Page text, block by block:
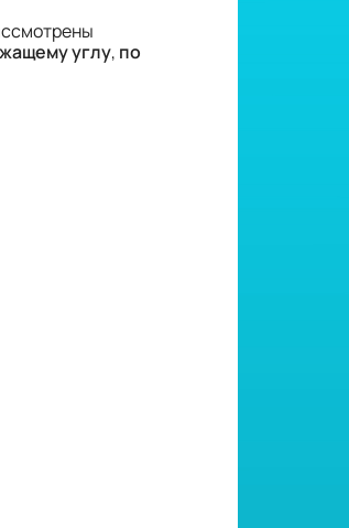
углу, по